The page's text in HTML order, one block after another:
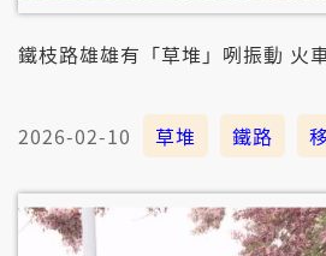
鐵枝路雄雄有「草堆」咧振動 火
2026-02-10 草堆 鐵路